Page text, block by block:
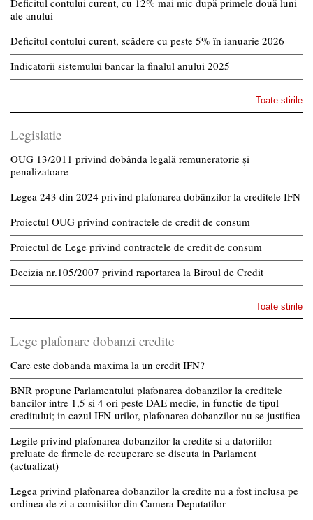
ale anului
Deficitul contului curent, scădere cu peste 5% în ianuarie 2026
Indicatorii sistemului bancar la finalul anului 2025
Toate stirile
Legislatie
OUG 13/2011 privind dobânda legală remuneratorie și
penalizatoare
Legea 243 din 2024 privind plafonarea dobânzilor la creditele IFN
Proiectul OUG privind contractele de credit de consum
Proiectul de Lege privind contractele de credit de consum
Decizia nr.105/2007 privind raportarea la Biroul de Credit
Toate stirile
Lege plafonare dobanzi credite
Care este dobanda maxima la un credit IFN?
BNR propune Parlamentului plafonarea dobanzilor la creditele
bancilor intre 1,5 si 4 ori peste DAE medie, in functie de tipul
creditului; in cazul IFN-urilor, plafonarea dobanzilor nu se justifica
Legile privind plafonarea dobanzilor la credite si a datoriilor
preluate de firmele de recuperare se discuta in Parlament
(actualizat)
Legea privind plafonarea dobanzilor la credite nu a fost inclusa pe
ordinea de zi a comisiilor din Camera Deputatilor